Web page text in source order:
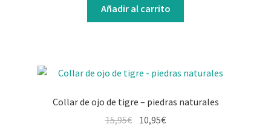
Añadir al carrito
Collar de ojo de tigre – piedras naturales
15,95€ 10,95€